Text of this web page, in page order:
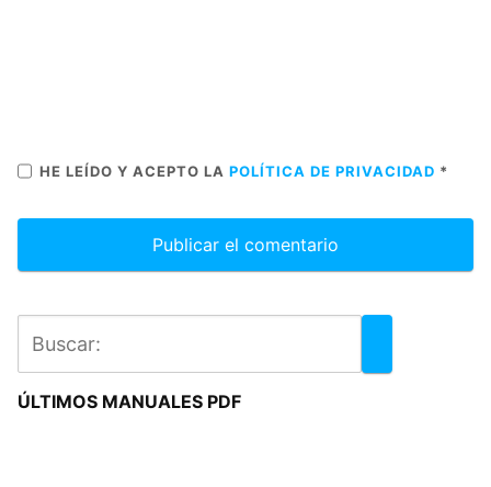
HE LEÍDO Y ACEPTO LA POLÍTICA DE PRIVACIDAD *
ÚLTIMOS MANUALES PDF